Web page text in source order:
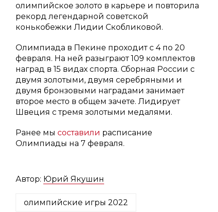
олимпийское золото в карьере и повторила
рекорд легендарной советской
конькобежки Лидии Скобликовой.
Олимпиада в Пекине проходит с 4 по 20
февраля. На ней разыграют 109 комплектов
наград в 15 видах спорта. Сборная России с
двумя золотыми, двумя серебряными и
двумя бронзовыми наградами занимает
второе место в общем зачете. Лидирует
Швеция с тремя золотыми медалями.
Ранее мы составили расписание
Олимпиады на 7 февраля.
Автор: Юрий Якушин
олимпийские игры 2022